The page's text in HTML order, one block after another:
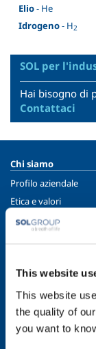
This website
This website
the quality of
you want to
Elio- He
Idrogeno- H2
SOL per
Hai bisogno di
Contattaci
Chi siamo
Profilo aziendale
Etica e valori
Sostenibilità
SOL per l'industria
Metal Production
Metal Fabrication